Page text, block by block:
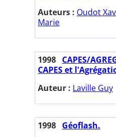
Auteurs : Oudot
Marie
1998 CAPES/
CAPES et
Auteur : Laville Guy
1998 Géoflash.